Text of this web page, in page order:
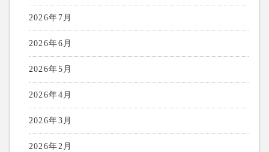
2026年7月
2026年6月
2026年5月
2026年4月
2026年3月
2026年2月